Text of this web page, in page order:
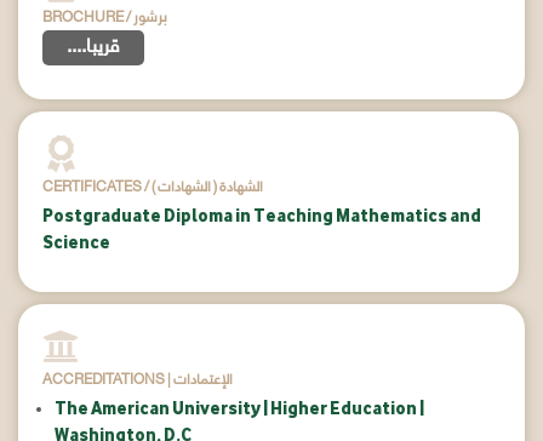
BROCHURE / برشور
....قريبا
CERTIFICATES / ( الشهادات ) الشهادة
Postgraduate Diploma in Teaching Mathematics and
Science
ACCREDITATIONS | الإعتمادات
The American University | Higher Education |
Washington, D.C